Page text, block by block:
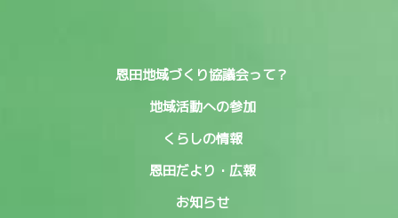
恩田地域づくり協議会って？
地域活動への参加
くらしの情報
恩田だより・広報
お知らせ